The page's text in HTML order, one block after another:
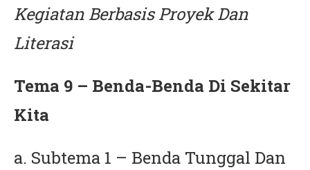
Kegiatan Berbasis Proyek Dan
Literasi
Tema 9 – Benda-Benda Di Sekitar
Kita
a. Subtema 1 – Benda Tunggal Dan